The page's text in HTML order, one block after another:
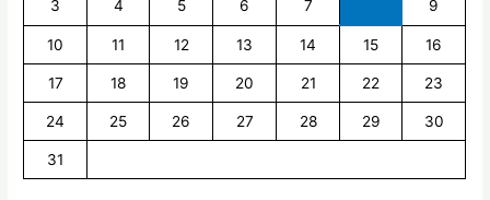
3 4 5 6 7 9
10 11 12 13 14 15 16
17 18 19 20 21 22 23
24 25 26 27 28 29 30
31